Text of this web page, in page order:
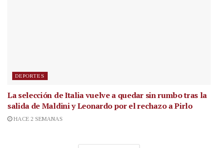
DEPORTES
La selección de Italia vuelve a quedar sin rumbo tras la
salida de Maldini y Leonardo por el rechazo a Pirlo
HACE 2 SEMANAS